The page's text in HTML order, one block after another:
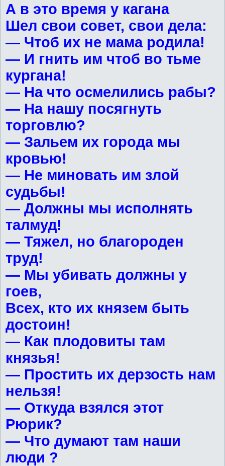
А в это время у кагана
Шел свои совет, свои дела:
— Чтоб их не мама родила!
— И гнить им чтоб во тьме
кургана!
— На что осмелились рабы?
— На нашу посягнуть
торговлю?
— Зальем их города мы
кровью!
— Не миновать им злой
судьбы!
— Должны мы исполнять
талмуд!
— Тяжел, но благороден
труд!
— Мы убивать должны у
гоев,
Всех, кто их князем быть
достоин!
— Как плодовиты там
князья!
— Простить их дерзость нам
нельзя!
— Откуда взялся этот
Рюрик?
— Что думают там наши
люди ?